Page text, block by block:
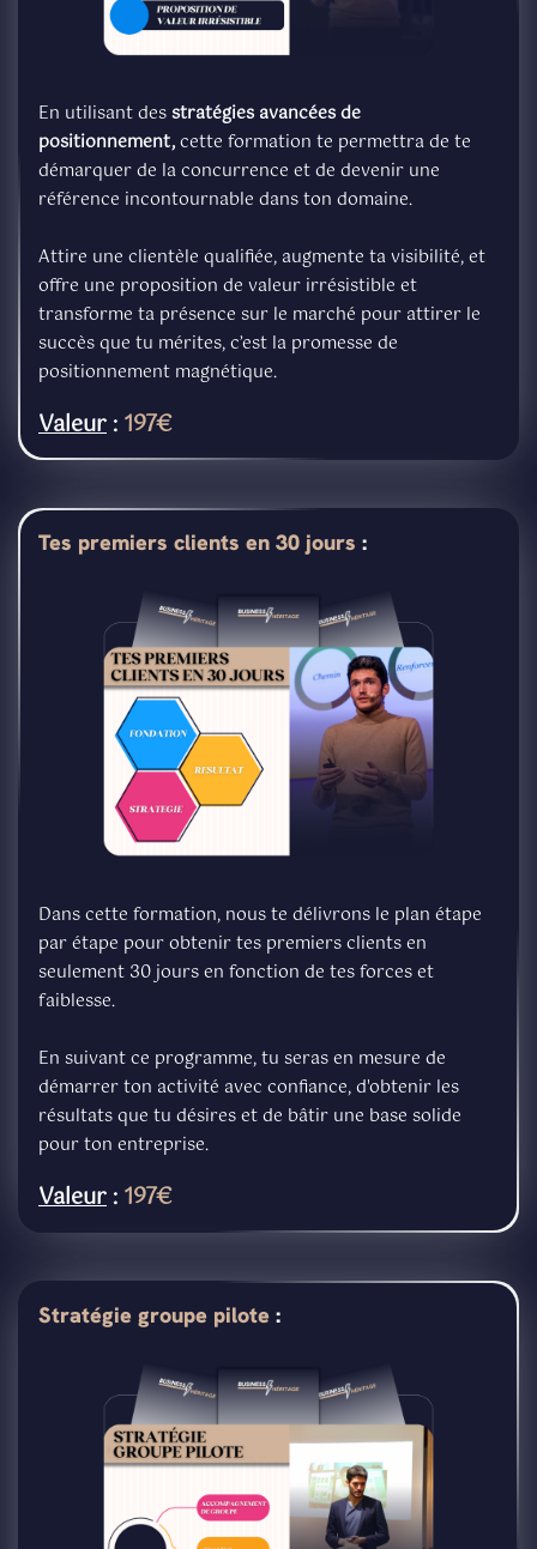
En utilisant des stratégies avancées de
positionnement,cette formation te permettra de te
démarquer de la concurrence et de devenir une
référence incontournable dans ton domaine.
Attire une clientèle qualifiée, augmente ta visibilité, et
offre une proposition de valeur irrésistible et
transforme ta présence sur le marché pour attirer le
succès que tu mérites, c’est la promesse de
positionnement magnétique.
Valeur : 197€
Tes premiers clients en 30 jours :
Dans cette formation, nous te délivrons le plan étape
par étape pour obtenir tes premiers clients en
seulement 30 jours en fonction de tes forces et
faiblesse.
En suivant ce programme, tu seras en mesure de
démarrer ton activité avec confiance, d'obtenir les
résultats que tu désires et de bâtir une base solide
pour ton entreprise.
Valeur : 197€
Stratégie groupe pilote :